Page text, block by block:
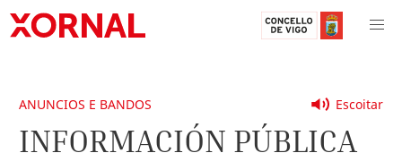
Escoitar
ANUNCIOS E BANDOS
INFORMACIÓN PÚBLICA